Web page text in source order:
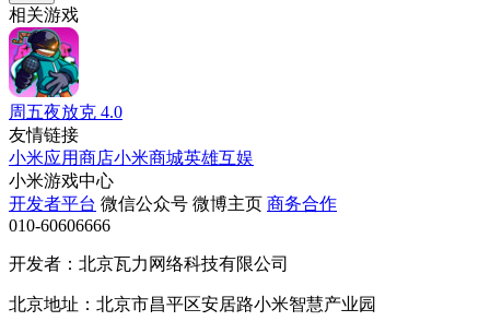
相关游戏
周五夜放克 4.0
友情链接
小米应用商店小米商城英雄互娱
小米游戏中心
开发者平台 微信公众号 微博主页 商务合作
010-60606666
开发者：北京瓦力网络科技有限公司
北京地址：北京市昌平区安居路小米智慧产业园